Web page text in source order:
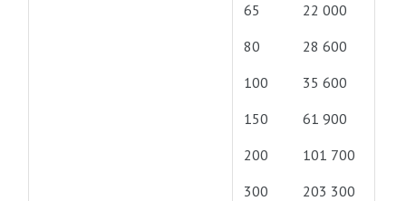
65
22 000
80
28 600
100
35 600
150
61 900
200
101 700
300
203 300